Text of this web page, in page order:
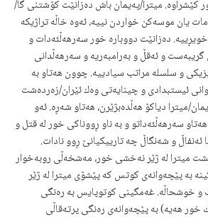
میترا/پەیمان باش دەزانێت كۆشتنی گا/
یان موسەكن خواردن نییە، ئەوە خاڵە تراژیكە
دەزانێت دووبارە خور سەرهەڵئەدات و
و ئەقڵ و بەرامبەریە و سەرهەڵدانی
و سلسلە مراتب سیادییە. چوون هەتاو بە
ئیستبدادی و چینایەتی وەك ئێران/زەردەشت
میترا دیاكۆ هەڵدەبژێرن، هەتاو شەڕە. ئەو
سەرهەڵئەداتو و بە ناو ڕووناكی خور لە قتل و
و شەنگاڵ چە تارییكیانێ ڕوو نادات.
میترا لە ژێر نەخشی خور، مەشخەڵی روبەخوار
بە پێچەوانەی كوتس كە پێشۆی میترا لە ژێر
خوشحاڵە. غەمگینی كوتوپایس بە رەنگی
هەیە) بە پێچەوانەی رەنگی پرتەقاڵی